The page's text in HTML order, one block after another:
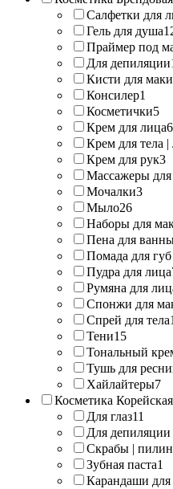
Салфетки для
Гель для душа
Праймер под
Для депиляции
Кисти для
Консилер1
Косметички5
Крем для лица6
Крем для тела
Крем для рук3
Массажеры для
Мочалки3
Мыло26
Наборы для
Пена для
Помада для
Пудра для лица
Румяна для
Спонжи для
Спрей для тела
Тени15
Тональный
Тушь для
Хайлайтеры7
Косметика Корейская
Для глаз11
Для депиляции
Скрабы |
Зубная паста1
Карандаши для